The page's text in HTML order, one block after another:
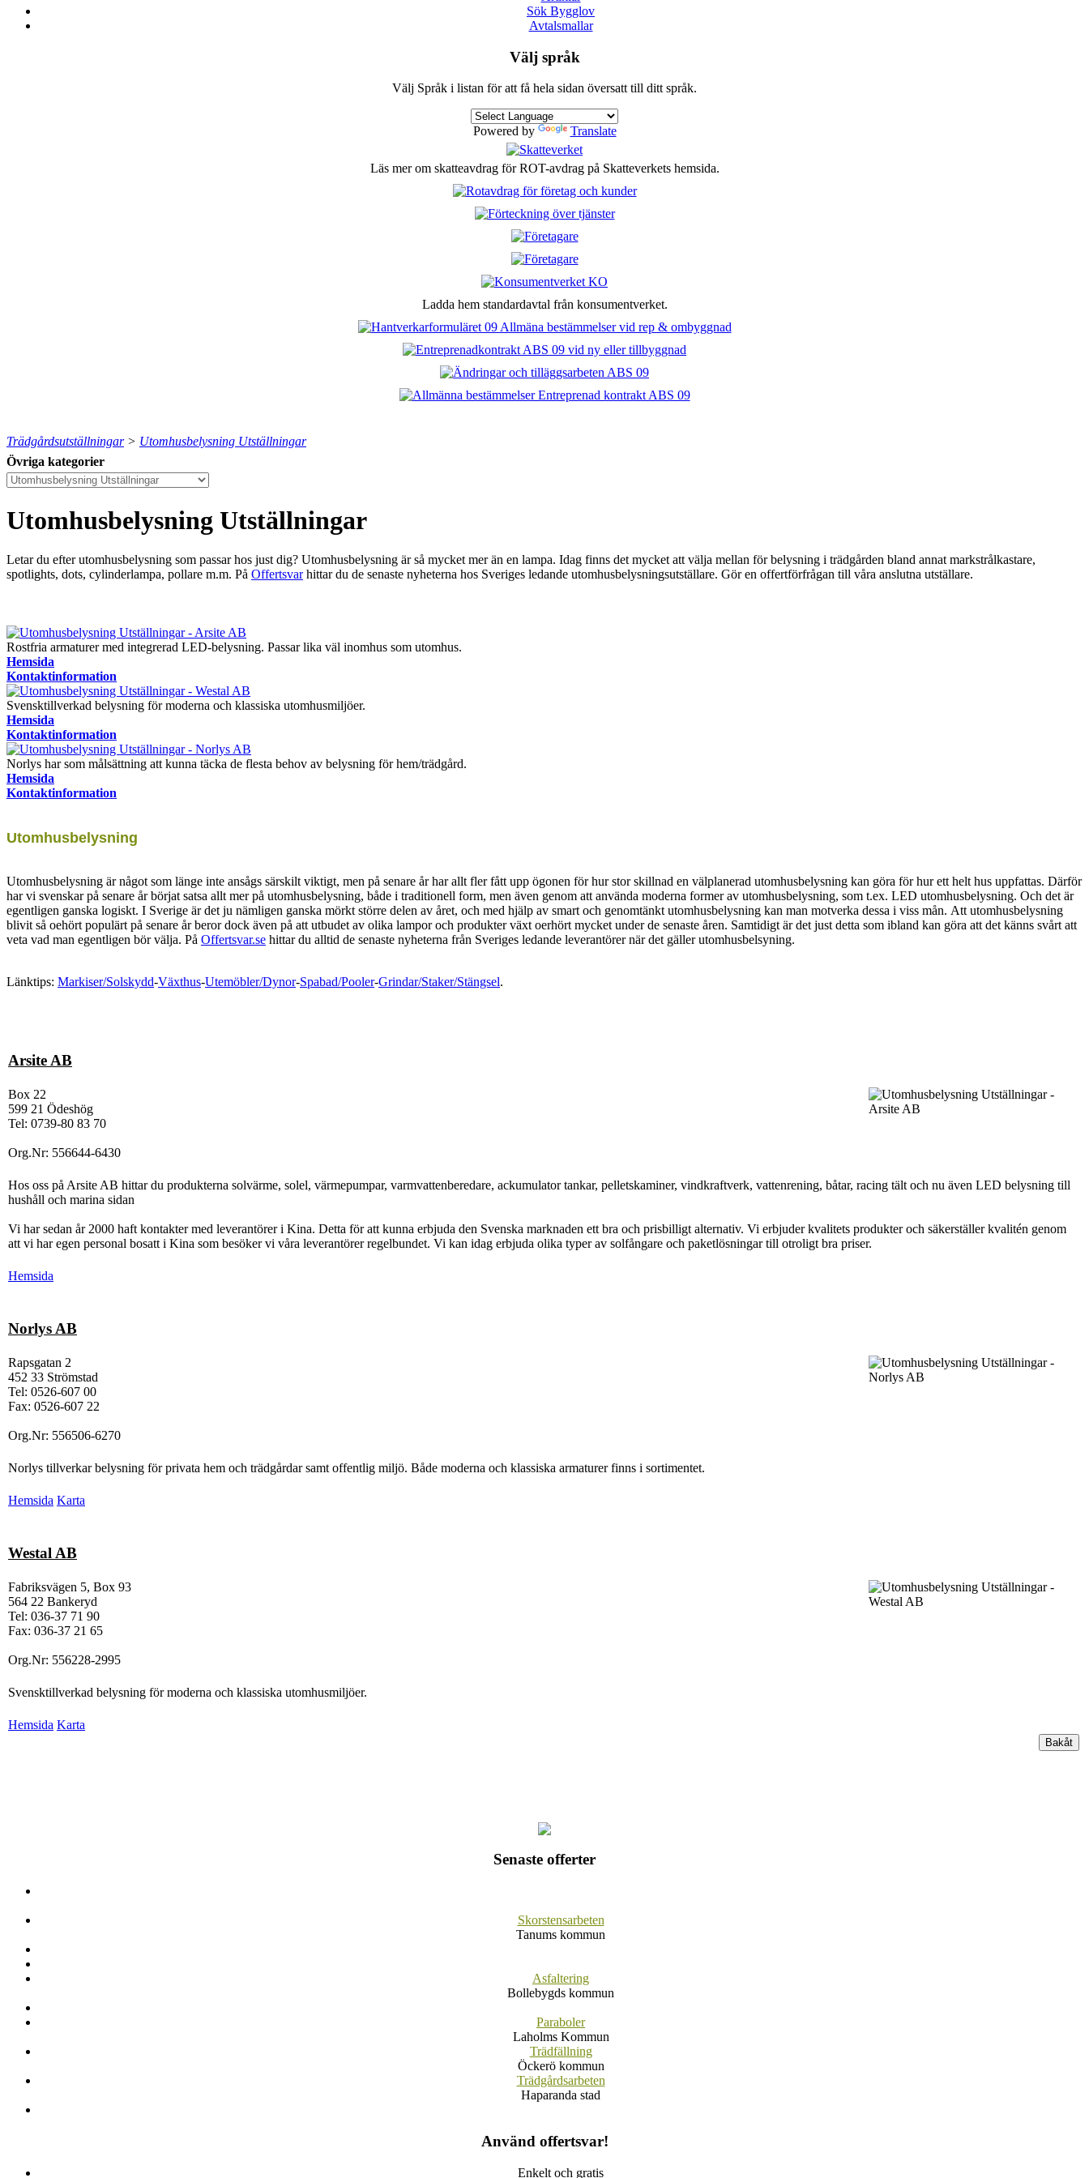
Sök Bygglov
Avtalsmallar
Välj språk
Välj Språk i listan för att få hela sidan översatt till ditt språk.
Powered by Translate
Läs mer om skatteavdrag för ROT-avdrag på Skatteverkets hemsida.
Ladda hem standardavtal från konsumentverket.
Trädgårdsutställningar> Utomhusbelysning Utställningar
Övriga kategorier
Utomhusbelysning Utställningar
Letar du efter utomhusbelysning som passar hos just dig? Utomhusbelysning är så mycket mer än en lampa. Idag finns det mycket att välja mellan för belysning i trädgården bland annat markstrålkastare,
spotlights, dots, cylinderlampa, pollare m.m. På Offertsvar hittar du de senaste nyheterna hos Sveriges ledande utomhusbelysningsutställare. Gör en offertförfrågan till våra anslutna utställare.
Rostfria armaturer med integrerad LED-belysning. Passar lika väl inomhus som utomhus.
Hemsida
Kontaktinformation
Svensktillverkad belysning för moderna och klassiska utomhusmiljöer.
Hemsida
Kontaktinformation
Norlys har som målsättning att kunna täcka de flesta behov av belysning för hem/trädgård.
Hemsida
Kontaktinformation
Utomhusbelysning
Utomhusbelysning är något som länge inte ansågs särskilt viktigt, men på senare år har allt fler fått upp ögonen för hur stor skillnad en välplanerad utomhusbelysning kan göra för hur ett helt hus uppfattas. Därför
har vi svenskar på senare år börjat satsa allt mer på utomhusbelysning, både i traditionell form, men även genom att använda moderna former av utomhusbelysning, som t.ex. LED utomhusbelysning. Och det är
egentligen ganska logiskt. I Sverige är det ju nämligen ganska mörkt större delen av året, och med hjälp av smart och genomtänkt utomhusbelysning kan man motverka dessa i viss mån. Att utomhusbelysning
blivit så oehört populärt på senare år beror dock även på att utbudet av olika lampor och produkter växt oerhört mycket under de senaste åren. Samtidigt är det just detta som ibland kan göra att det känns svårt att
veta vad man egentligen bör välja. På Offertsvar.se hittar du alltid de senaste nyheterna från Sveriges ledande leverantörer när det gäller utomhusbelsyning.
Länktips: Markiser/Solskydd-Växthus-Utemöbler/Dynor-Spabad/Pooler-Grindar/Staker/Stängsel.
Arsite AB
Box 22
599 21 Ödeshög
Tel: 0739-80 83 70
Org.Nr: 556644-6430
Hos oss på Arsite AB hittar du produkterna solvärme, solel, värmepumpar, varmvattenberedare, ackumulator tankar, pelletskaminer, vindkraftverk, vattenrening, båtar, racing tält och nu även LED belysning till
hushåll och marina sidan
Vi har sedan år 2000 haft kontakter med leverantörer i Kina. Detta för att kunna erbjuda den Svenska marknaden ett bra och prisbilligt alternativ. Vi erbjuder kvalitets produkter och säkerställer kvalitén genom
att vi har egen personal bosatt i Kina som besöker vi våra leverantörer regelbundet. Vi kan idag erbjuda olika typer av solfångare och paketlösningar till otroligt bra priser.
Hemsida
Norlys AB
Rapsgatan 2
452 33 Strömstad
Tel: 0526-607 00
Fax: 0526-607 22
Org.Nr: 556506-6270
Norlys tillverkar belysning för privata hem och trädgårdar samt offentlig miljö. Både moderna och klassiska armaturer finns i sortimentet.
Hemsida Karta
Westal AB
Fabriksvägen 5, Box 93
564 22 Bankeryd
Tel: 036-37 71 90
Fax: 036-37 21 65
Org.Nr: 556228-2995
Svensktillverkad belysning för moderna och klassiska utomhusmiljöer.
Hemsida Karta
Senaste offerter
Skorstensarbeten
Tanums kommun
Asfaltering
Bollebygds kommun
Paraboler
Laholms Kommun
Trädfällning
Öckerö kommun
Trädgårdsarbeten
Haparanda stad
Använd offertsvar!
Enkelt och gratis